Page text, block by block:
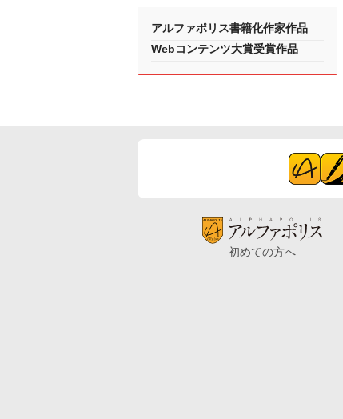
アルファポリス書籍化作家作品
Webコンテンツ大賞受賞作品
初めての方へ